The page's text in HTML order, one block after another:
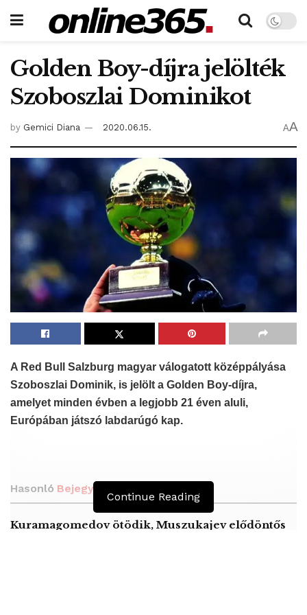
Golden Boy-díjra jelölték
Szoboszlai Dominikot
by Gemici Diana 2020.06.15. AA
A Red Bull Salzburg magyar válogatott középpályása
Szoboszlai Dominik, is jelölt a Golden Boy-díjra,
amelyet minden évben a legjobb 21 éven aluli,
Európában játszó labdarúgó kap.
Hasonló Bejegyzések
Kuramagomedov ötödik, Muszukajev elődöntős
Continue Reading